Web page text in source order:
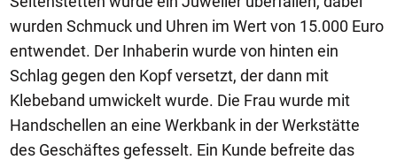
wurden Schmuck und Uhren im Wert von 15.000 Euro
entwendet. Der Inhaberin wurde von hinten ein
Schlag gegen den Kopf versetzt, der dann mit
Klebeband umwickelt wurde. Die Frau wurde mit
Handschellen an eine Werkbank in der Werkstätte
des Geschäftes gefesselt. Ein Kunde befreite das